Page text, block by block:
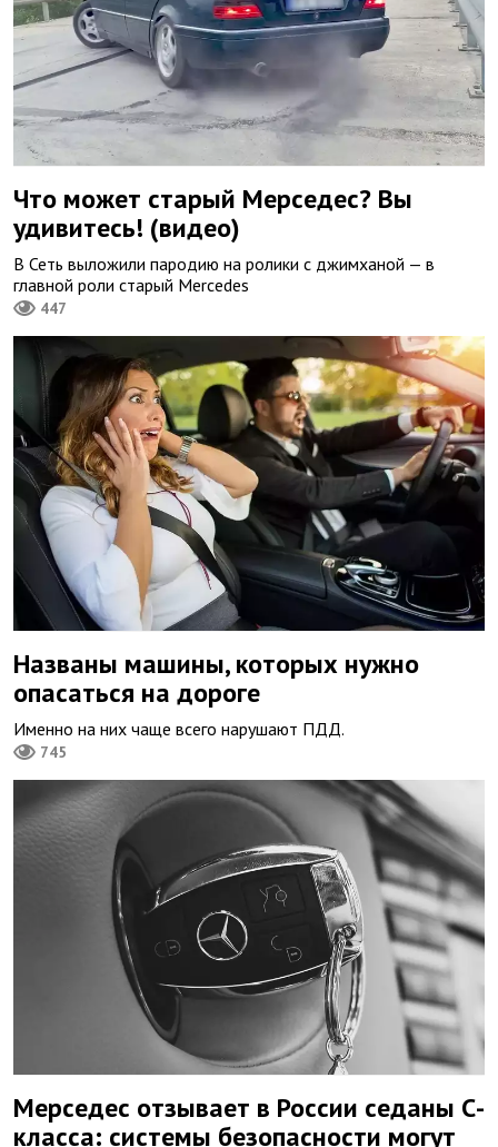
Что может старый Мерседес? Вы
удивитесь! (видео)
В Сеть выложили пародию на ролики с джимханой — в
главной роли старый Mercedes
447
Названы машины, которых нужно
опасаться на дороге
Именно на них чаще всего нарушают ПДД.
745
Мерседес отзывает в России седаны С-
класса: системы безопасности могут